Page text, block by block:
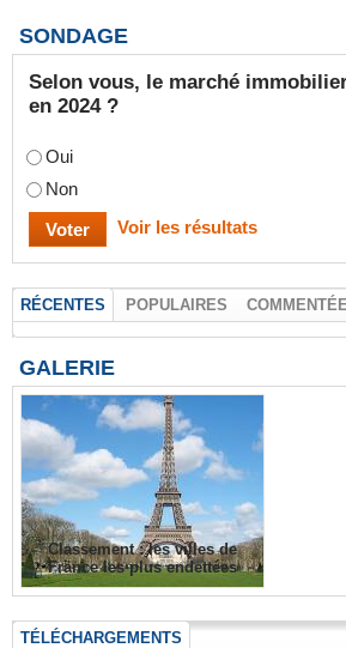
SONDAGE
Selon vous, le marché
en 2024 ?
Oui
Non
Voir les résultats
RÉCENTES POPULAIRES
GALERIE
Classement : les villes de
France les plus endettées
TÉLÉCHARGEMENTS